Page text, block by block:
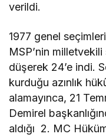
verildi.
1977 genel
MSP’nin milletvekili
düşerek 24’e indi.
kurduğu azınlık
alamayınca, 21
Demirel
aldığı 2. MC